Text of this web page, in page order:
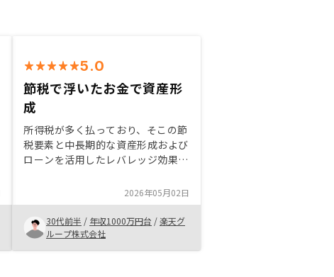
5.0
節税で浮いたお金で資産形
成
所得税が多く払っており、そこの節
税要素と中長期的な資産形成および
ローンを活用したレバレッジ効果を
ローもそこまで大きくなく節税で税
金も賄える上、将来の売却もある程
度見通しやすいためありがたいで
す。
2026年05月02日
30代前半 / 年収1000万円台 /楽天グ
ループ株式会社